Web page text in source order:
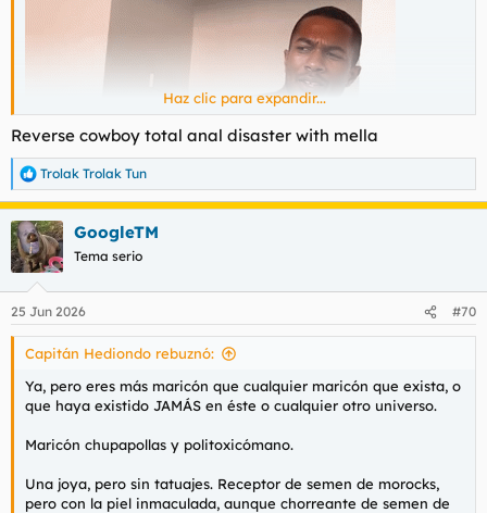
Haz clic para expandir...
Reverse cowboy total anal disaster with mella
R
e
a
c
c
i
e
s
Trolak Trolak Tun
GoogleTM
Tema serio
25 Jun 2026 #70
Capitán Hediondo rebuznó:
Ya, pero eres más maricón que cualquier maricón que exista, o
que haya existido JAMÁS en éste o cualquier otro universo.
Maricón chupapollas y politoxicómano.
Una joya, pero sin tatuajes. Receptor de semen de morocks,
pero con la piel inmaculada, aunque chorreante de semen de